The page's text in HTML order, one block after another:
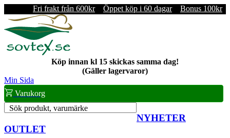
Fri frakt från 600kr Öppet köp i 60 dagar Bonus 100kr
Köp innan kl 15 skickas samma dag!
(Gäller lagervaror)
Min Sida
Varukorg
Sök produkt, varumärke
NYHETER
OUTLET